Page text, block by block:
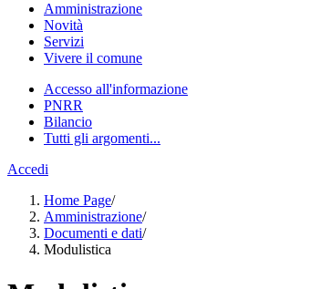
Amministrazione
Novità
Servizi
Vivere il comune
Accesso all'informazione
PNRR
Bilancio
Tutti gli argomenti...
Accedi
Home Page/
Amministrazione/
Documenti e dati/
Modulistica